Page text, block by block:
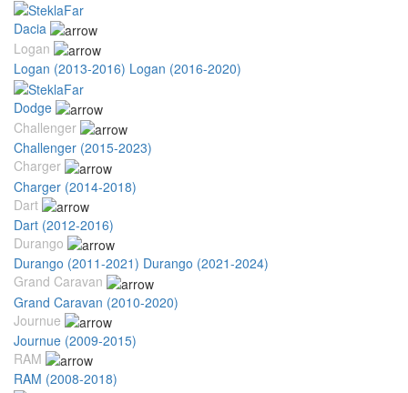
Dacia
Logan
Logan (2013-2016) Logan (2016-2020)
Dodge
Challenger
Challenger (2015-2023)
Charger
Charger (2014-2018)
Dart
Dart (2012-2016)
Durango
Durango (2011-2021) Durango (2021-2024)
Grand Caravan
Grand Caravan (2010-2020)
Journue
Journue (2009-2015)
RAM
RAM (2008-2018)